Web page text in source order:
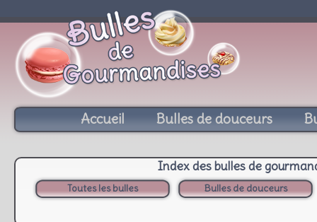
Accueil Bulles de douceurs
Index des bulles de
Toutes les bulles Bulles de douceurs